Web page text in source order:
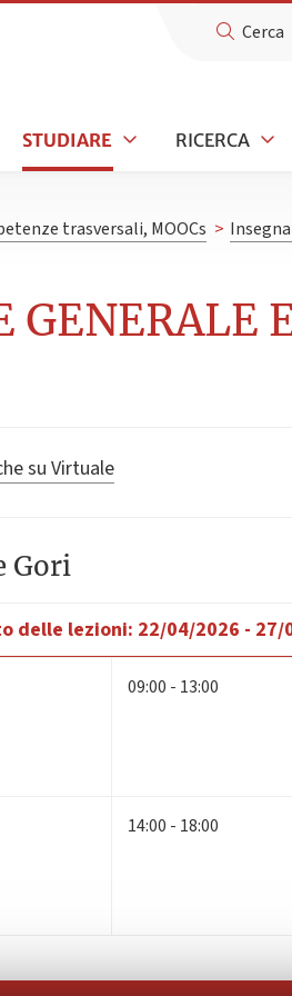
Cerca
STUDIARE RICERCA
trasversali, MOOCs >
GENERALE
su Virtuale
Gori
delle lezioni: 22/04/2026 - 27/
09:00 - 13:00
14:00 - 18:00